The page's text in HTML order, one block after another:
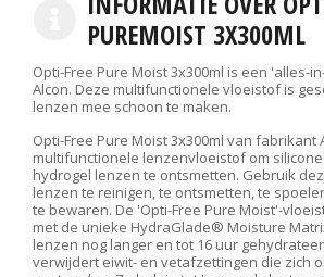
PUREMOIST 3X300ML
Opti-Free Pure Moist 3x300ml is een 'alles-
Alcon. Deze multifunctionele vloeistof is
lenzen mee schoon te maken.
Opti-Free Pure Moist 3x300ml van fabrikant
multifunctionele lenzenvloeistof om
hydrogel lenzen te ontsmetten. Gebruik
lenzen te reinigen, te ontsmetten, te
te bewaren. De 'Opti-Free Pure Moist'-
met de unieke HydraGlade® Moisture
lenzen nog langer en tot 16 uur
verwijdert eiwit- en vetafzettingen die zich